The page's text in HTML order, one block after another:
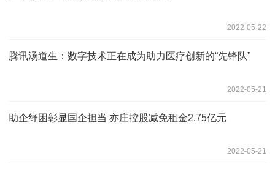
2022-05-22
腾讯汤道生：数字技术正在成为助力医疗创新的“先锋队”
2022-05-21
助企纾困彰显国企担当 亦庄控股减免租金2.75亿元
2022-05-21